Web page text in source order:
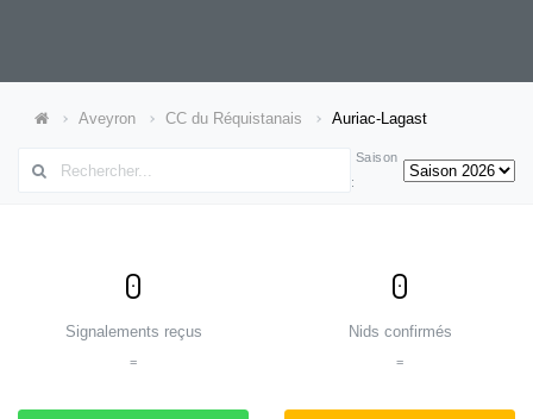
Aveyron CC du Réquistanais Auriac-Lagast
Saison
:
0
Signalements reçus
=
0
Nids confirmés
=